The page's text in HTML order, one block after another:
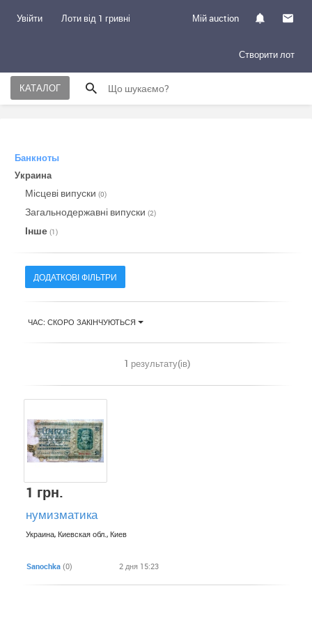
Увійти Лоти від 1 гривні Мій auction
Створити лот
КАТАЛОГ
Банкноты
Украина
Місцеві випуски (0)
Загальнодержавні випуски (2)
Інше (1)
ДОДАТКОВІ ФІЛЬТРИ
ЧАС: СКОРО ЗАКІНЧУЮТЬСЯ
1 результату(ів)
1 грн.
нумизматика
Украина, Киевская обл., Киев
Sanochka (0) 2 дня 15:23